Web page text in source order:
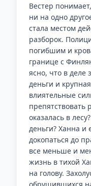
Вестер
ни на одно
стала местом
разборок.
погибшим и
границе с
ясно, что в
деньги и
влиятельные
препятствовать
оказалась в
деньги? Ханна и
докопаться до
все меньше и
жизнь в тихой
на голову.